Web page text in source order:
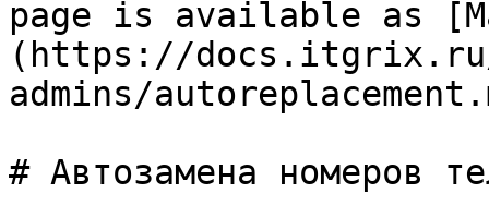
page is available as
(https://
admins/
# Автозамена номеров